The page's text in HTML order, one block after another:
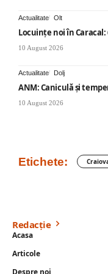
Actualitate Olt
Locuințe noi în
10 August 2026
Actualitate Dolj
ANM: Caniculă și
10 August 2026
Etichete:
Redacție
Acasa
Articole
Despre noi